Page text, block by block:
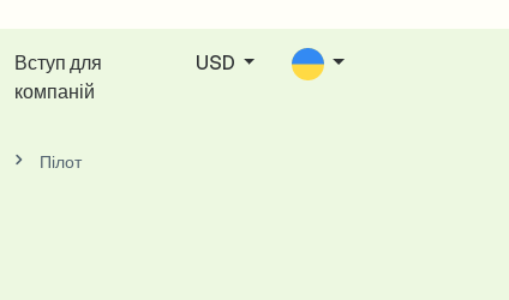
Вступ для
компаній
USD
Пілот